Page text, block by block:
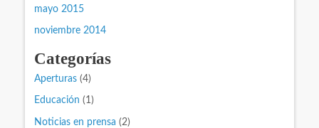
mayo 2015
noviembre 2014
Categorías
Aperturas (4)
Educación (1)
Noticias en prensa (2)